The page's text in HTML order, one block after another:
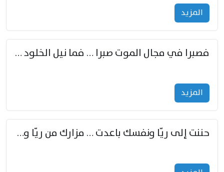
المزید
فصبرا في مجال الموت صبرا … فما نيل الخلود بمستطاع
المزید
حننت إلى ريّا ونفسك باعدت … مزارك من ريّا وشعباكما معا